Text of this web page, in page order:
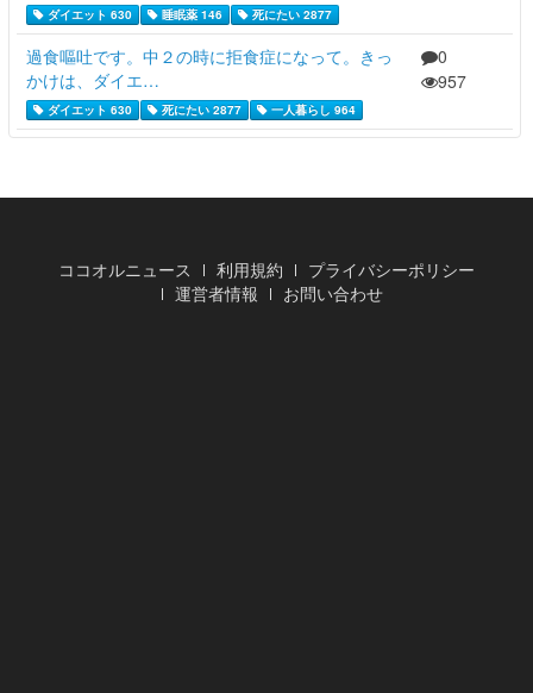
ダイエット 630 睡眠薬 146 死にたい 2877
過食嘔吐です。中２の時に拒食症になって。きっ
かけは、ダイエ…
ダイエット 630 死にたい 2877 一人暮らし 964
0
957
ココオルニュース 利用規約
プライバシーポリシー
運営者情報
お問い合わせ